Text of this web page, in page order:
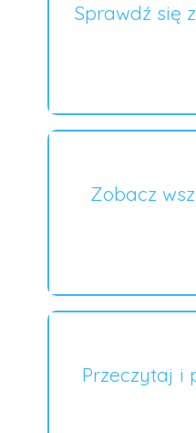
Sprawdź się
Zobacz
Przeczytaj i